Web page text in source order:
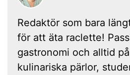
Redaktör som bara
för att äta raclette!
gastronomi och alltid
kulinariska pärlor,